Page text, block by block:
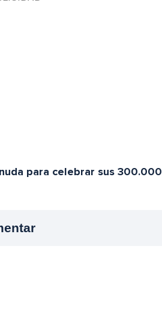
para celebrar sus 300.000